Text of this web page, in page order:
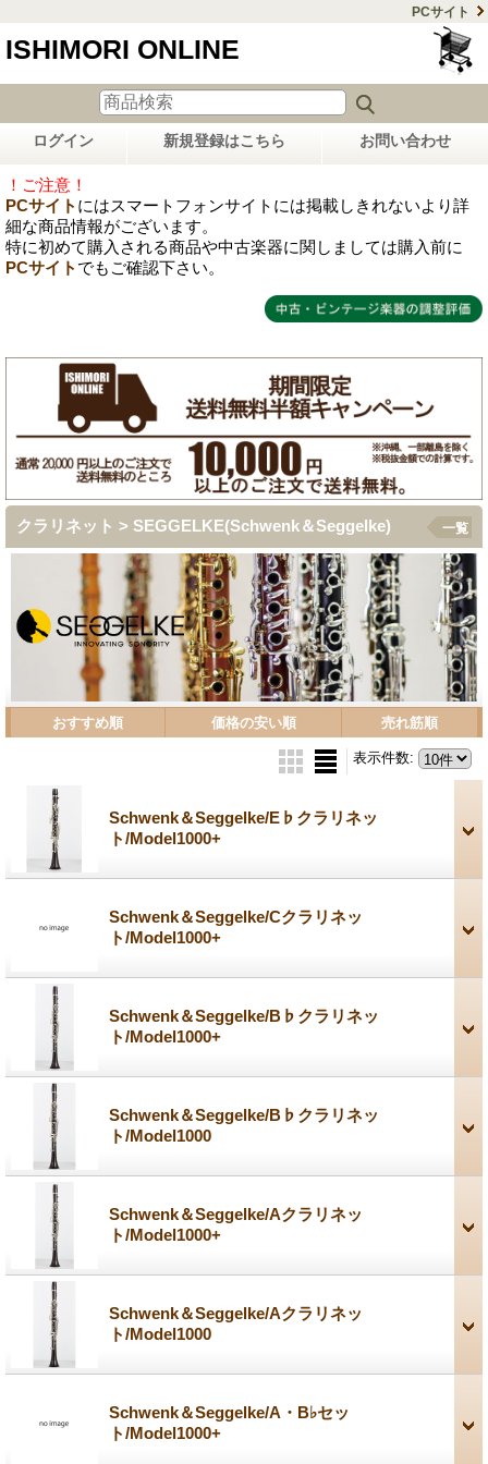
PCサイト
ISHIMORI ONLINE
ログイン 新規登録はこちら お問い合わせ
！ご注意！
PCサイト にはスマートフォンサイトには掲載しきれないより詳
細な商品情報がございます。
特に初めて購入される商品や中古楽器に関しましては購入前に
PCサイト でもご確認下さい。
クラリネット > SEGGELKE(Schwenk＆Seggelke) 一覧
おすすめ順 価格の安い順 売れ筋順
表示件数:
Schwenk＆Seggelke/E♭クラリネッ
ト/Model1000+
Schwenk＆Seggelke/Cクラリネッ
ト/Model1000+
Schwenk＆Seggelke/B♭クラリネッ
ト/Model1000+
Schwenk＆Seggelke/B♭クラリネッ
ト/Model1000
Schwenk＆Seggelke/Aクラリネッ
ト/Model1000+
Schwenk＆Seggelke/Aクラリネッ
ト/Model1000
Schwenk＆Seggelke/A・B♭セッ
ト/Model1000+